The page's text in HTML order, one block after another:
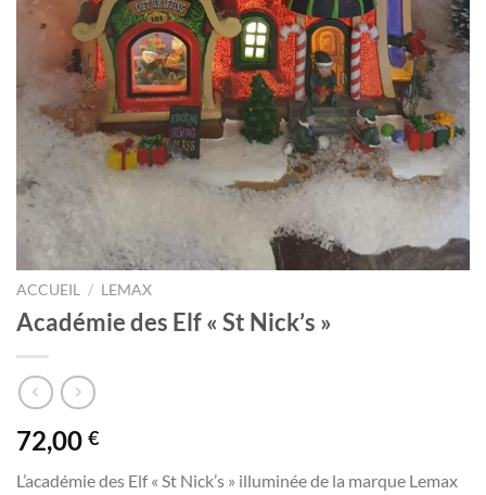
ACCUEIL / LEMAX
Académie des Elf « St Nick’s »
72,00 €
L’académie des Elf « St Nick’s » illuminée de la marque Lemax